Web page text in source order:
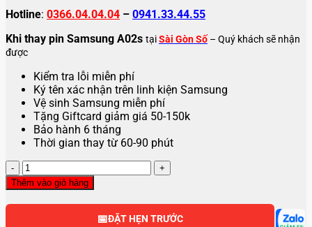
Hotline: 0366.04.04.04 – 0941.33.44.55
Khi thay pin Samsung A02s tạiSài Gòn Số – Quý khách sẽ nhận
được
Kiểm tra lỗi miễn phí
Ký tên xác nhận trên linh kiện Samsung
Vệ sinh Samsung miễn phí
Tặng Giftcard giảm giá 50-150k
Bảo hành 6 tháng
Thời gian thay từ 60-90 phút
Thay
pin
Samsung
Galaxy
Thêm vào giỏ hàng
📅ĐẶT HẸN TRƯỚC